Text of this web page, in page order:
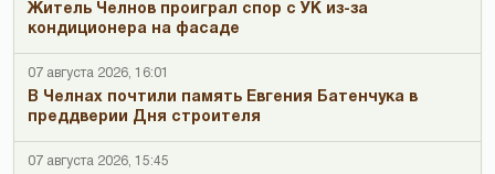
Житель Челнов проиграл спор с УК из-за
кондиционера на фасаде
07 августа 2026, 16:01
В Челнах почтили память Евгения Батенчука в
преддверии Дня строителя
07 августа 2026, 15:45